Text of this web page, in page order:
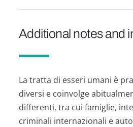
Additional notes and
La tratta di esseri umani è
diversi e coinvolge
differenti, tra cui famiglie,
criminali internazionali e